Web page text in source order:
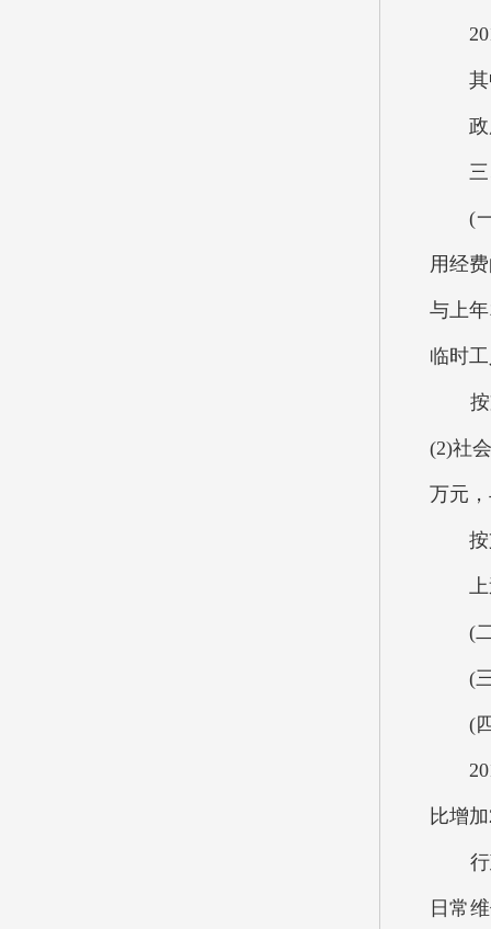
2018
其中
政府
三
(一
用经
与上
临时
按支
(2)社
万元
按支
上述
(二
(三
(四
2018
比增
行政
日常